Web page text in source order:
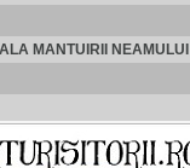
MANTUIRII NEAMULUI